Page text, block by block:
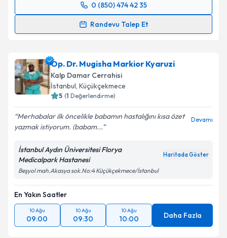
0 (850) 474 42 35
Randevu Talep Et
Randevu Takvimi Talebi
takvim hazırlandığında e-posta ile bilgilendireceğiz.
E-posta Adresiniz
Kişisel verilerimin işlenmesine ilişkin
Metni'ni okudum ve kişisel verilerimin belirtilen
kapsamda işlenmesini kabul ediyorum.
Takvim Talebini Gönder
Op. Dr. Mugisha Markior Kyaruzi
Kalp Damar Cerrahisi
İstanbul, Küçükçekmece
5 (1 Değerlendirme)
Merhabalar ilk öncelikle babamın hastalığını kısa özet
yazmak istiyorum. (babam...
Devamı
İstanbul Aydın Üniversitesi Florya
Medicalpark Hastanesi
Haritada Göster
Beşyol mah.Akasya sok.No:4 Küçükçekmece/İstanbul
En Yakın Saatler
10 Ağu
09:00
10 Ağu
09:30
10 Ağu
10:00 Daha Fazla